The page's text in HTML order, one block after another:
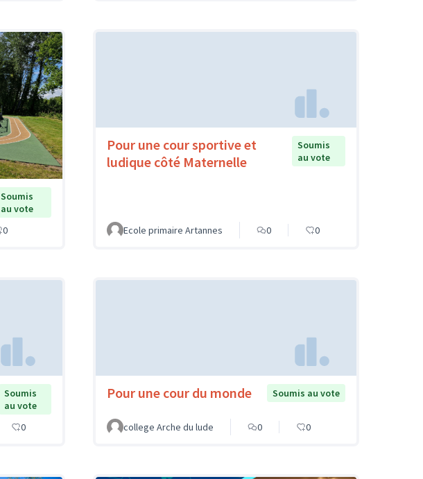
Soumis
au vote
0
Pour une cour sportive et
ludique côté Maternelle
Soumis
au vote
Ecole primaire Artannes 0 0
Soumis
au vote
0
Pour une cour du monde Soumis au vote
college Arche du lude 0 0